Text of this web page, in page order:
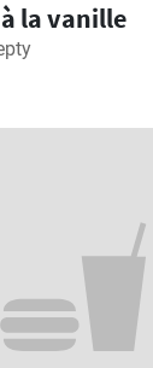
la vanille